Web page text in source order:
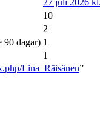
27 juli 2026
10
2
90 dagar) 1
1
Lina_Räisänen”